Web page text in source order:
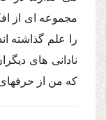
مجموعه اى از
را علم گذاشته
نادانى هاى
كه من از